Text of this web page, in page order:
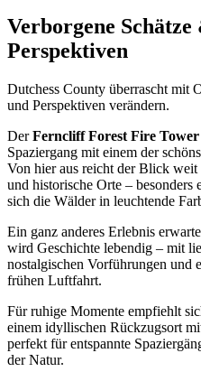
Verborgene Schätze
Perspektiven
Dutchess County überrascht mit
und Perspektiven verändern.
DerFerncliff Forest Fire Tower
Spaziergang mit einem der
Von hier aus reicht der Blick weit
und historische Orte –
sich die Wälder in leuchtende
Ein ganz anderes Erlebnis
wird Geschichte lebendig – mit
nostalgischen Vorführungen und
frühen Luftfahrt.
Für ruhige Momente empfiehlt
einem idyllischen Rückzugsort
perfekt für entspannte
der Natur.